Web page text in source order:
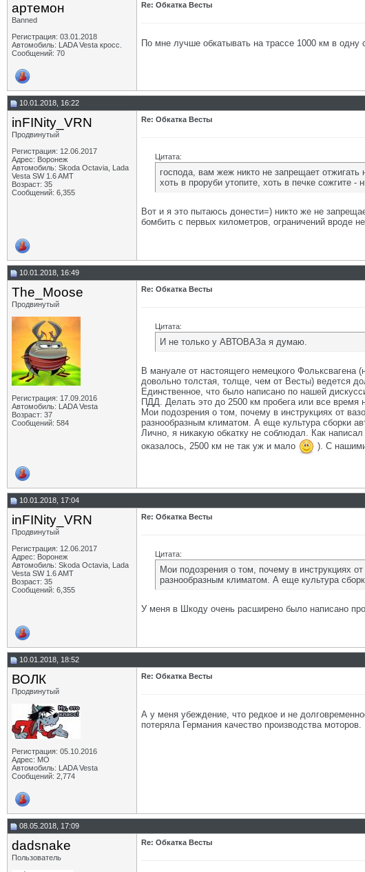
артемон
Banned
Регистрация: 03.01.2018
Автомобиль: LADA Vesta кросс.
Сообщений: 70
Re: Обкатка Весты
По мне лучше обкатывать на трассе 1000 км в одну
10.01.2018, 16:22
inFINity_VRN
Продвинутый
Регистрация: 12.06.2017
Адрес: Воронеж
Автомобиль: Skoda Octavia, Lada
Vesta SW 1.6 AMT
Возраст: 35
Сообщений: 6,355
Re: Обкатка Весты
Цитата:
господа, вам жеж никто не запрещает
хоть в проруби утопите, хоть в печке сожгите -
Вот и я это пытаюсь донести=) никто же не
бомбить с первых километров, ограничений вроде
10.01.2018, 16:49
The_Moose
Продвинутый
Регистрация: 17.09.2016
Автомобиль: LADA Vesta
Возраст: 37
Сообщений: 584
Re: Обкатка Весты
Цитата:
И не только у АВТОВАЗа я думаю.
В мануале от настоящего немецкого Фольксвагена
довольно толстая, толще, чем от Весты) ведется
Единственное, что было написано по нашей
ПДД. Делать это до 2500 км пробега или все время
Мои подозрения о том, почему в инструкциях от
разнообразным климатом. А еще культура сборки
Лично, я никакую обкатку не соблюдал. Как
оказалось, 2500 км не так уж и мало
). С
10.01.2018, 17:04
inFINity_VRN
Продвинутый
Регистрация: 12.06.2017
Адрес: Воронеж
Автомобиль: Skoda Octavia, Lada
Vesta SW 1.6 AMT
Возраст: 35
Сообщений: 6,355
Re: Обкатка Весты
Цитата:
Мои подозрения о том, почему в инструкциях
разнообразным климатом. А еще культура
У меня в Шкоду очень расширено было написано про
10.01.2018, 18:52
ВОЛК
Продвинутый
Регистрация: 05.10.2016
Адрес: МО
Автомобиль: LADA Vesta
Сообщений: 2,774
Re: Обкатка Весты
А у меня убеждение, что редкое и не
потеряла Германия качество производства моторов.
08.05.2018, 17:09
dadsnake
Пользователь
Re: Обкатка Весты